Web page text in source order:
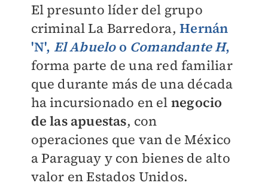
El presunto líder del grupo
criminal La Barredora,Hernán
'N', El Abueloo Comandante H,
forma parte de una red familiar
que durante más de una década
ha incursionado en el negocio
de las apuestas, con
operaciones que van de México
a Paraguay y con bienes de alto
valor en Estados Unidos.